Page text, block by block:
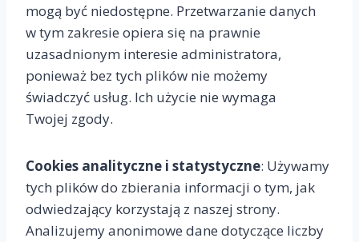
mogą być niedostępne. Przetwarzanie danych
w tym zakresie opiera się na prawnie
uzasadnionym interesie administratora,
ponieważ bez tych plików nie możemy
świadczyć usług. Ich użycie nie wymaga
Twojej zgody.
Cookies analityczne i statystyczne: Używamy
tych plików do zbierania informacji o tym, jak
odwiedzający korzystają z naszej strony.
Analizujemy anonimowe dane dotyczące liczby